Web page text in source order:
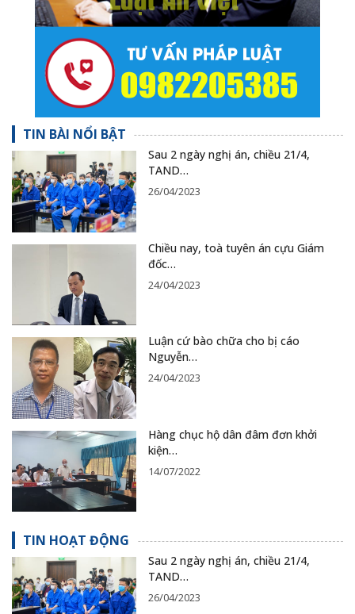
TIN BÀI NỔI BẬT
Sau 2 ngày nghị án, chiều 21/4,
TAND…
26/04/2023
Chiều nay, toà tuyên án cựu Giám
đốc…
24/04/2023
Luận cứ bào chữa cho bị cáo
Nguyễn…
24/04/2023
Hàng chục hộ dân đâm đơn khởi
kiện…
14/07/2022
TIN HOẠT ĐỘNG
Sau 2 ngày nghị án, chiều 21/4,
TAND…
26/04/2023